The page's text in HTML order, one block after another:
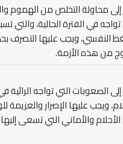
إلى محاولة التخلص من الهموم
في الفترة الحالية، والتي
النفسي، ويجب عليها التصرف
من هذه الأزمة.
إلى الصعوبات التي تواجه
ويجب عليها الإصرار والعزيمة
والأماني التي تسعى